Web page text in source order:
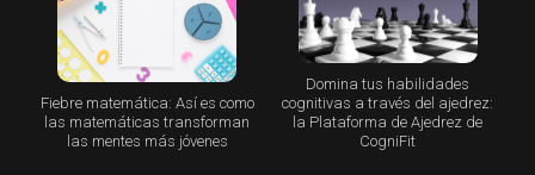
Fiebre matemática: Así es como
las matemáticas transforman
las mentes más jóvenes
Domina tus habilidades
cognitivas a través del ajedrez:
la Plataforma de Ajedrez de
CogniFit